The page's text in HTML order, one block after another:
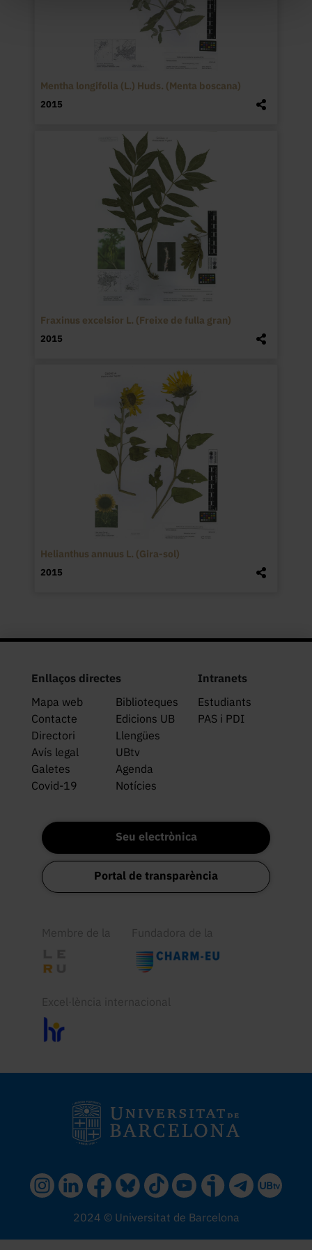
Mentha longifolia (L.) Huds. (Menta boscana)
2015
Fraxinus excelsior L. (Freixe de fulla gran)
2015
Helianthus annuus L. (Gira-sol)
2015
Enllaços directes
Mapa web
Biblioteques
Contacte
Edicions UB
Directori
Llengües
Avís legal
UBtv
Galetes
Agenda
Covid-19
Notícies
Intranets
Estudiants
PAS i PDI
Seu electrònica
Portal de transparència
Membre de la Fundadora de la
Excel·lència internacional
2024 © Universitat de Barcelona